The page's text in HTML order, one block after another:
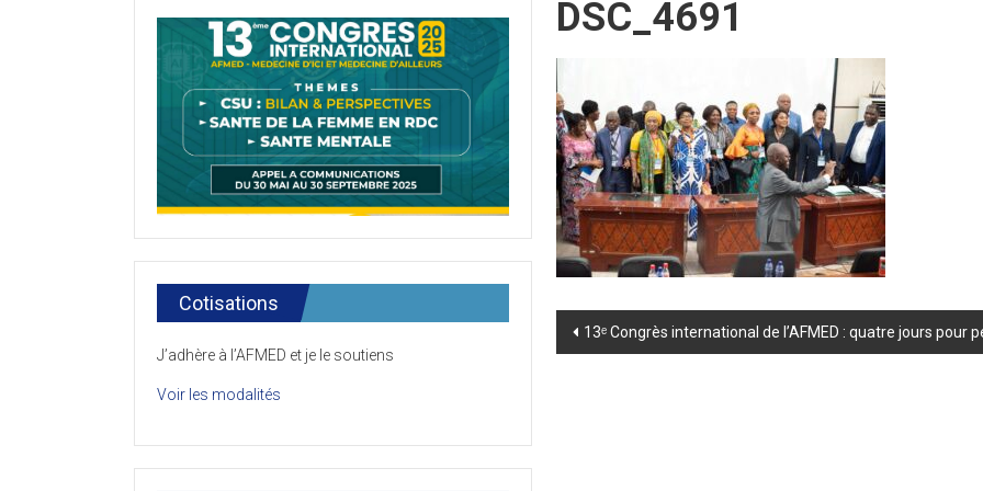
DSC_4691
Post
13ᵉ Congrès international de l’AFMED : quatre jours pour
Cotisations
J’adhère à l’AFMED et je le soutiens
Voir les modalités